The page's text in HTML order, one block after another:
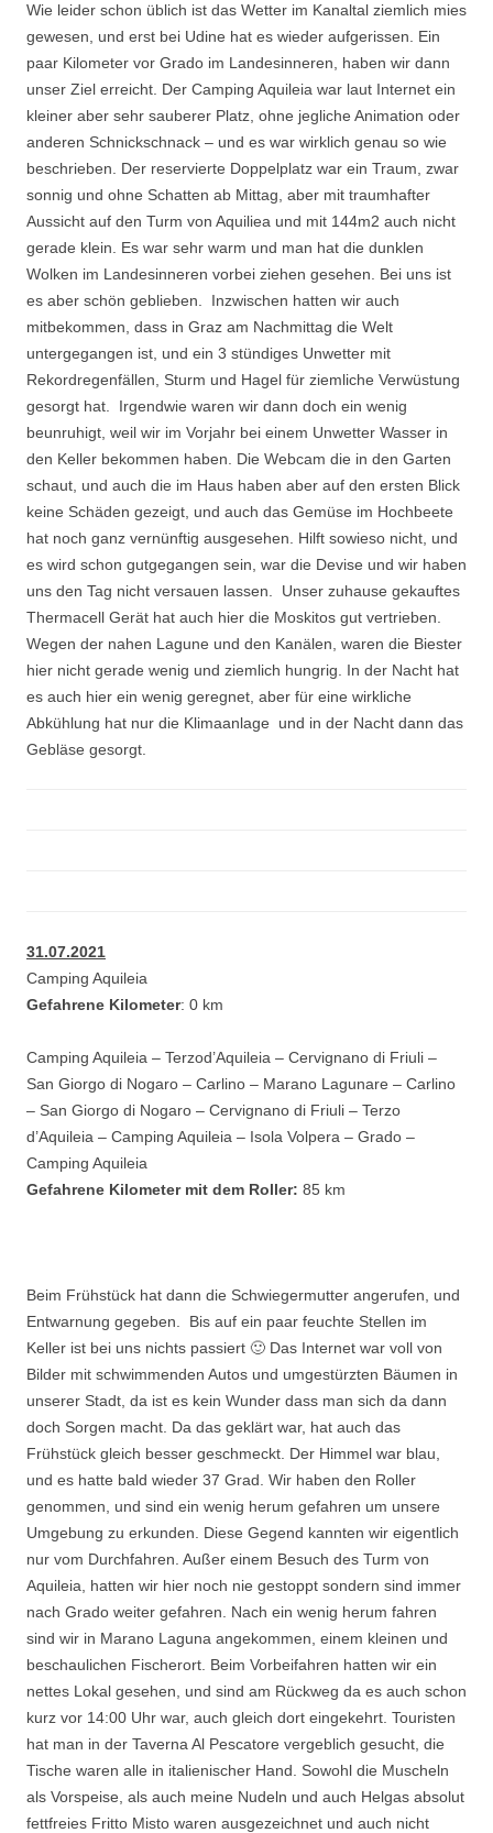
Wie leider schon üblich ist das Wetter im Kanaltal ziemlich mies
gewesen, und erst bei Udine hat es wieder aufgerissen. Ein
paar Kilometer vor Grado im Landesinneren, haben wir dann
unser Ziel erreicht. Der Camping Aquileia war laut Internet ein
kleiner aber sehr sauberer Platz, ohne jegliche Animation oder
anderen Schnickschnack – und es war wirklich genau so wie
beschrieben. Der reservierte Doppelplatz war ein Traum, zwar
sonnig und ohne Schatten ab Mittag, aber mit traumhafter
Aussicht auf den Turm von Aquiliea und mit 144m2 auch nicht
gerade klein. Es war sehr warm und man hat die dunklen
Wolken im Landesinneren vorbei ziehen gesehen. Bei uns ist
es aber schön geblieben. Inzwischen hatten wir auch
mitbekommen, dass in Graz am Nachmittag die Welt
untergegangen ist, und ein 3 stündiges Unwetter mit
Rekordregenfällen, Sturm und Hagel für ziemliche Verwüstung
gesorgt hat. Irgendwie waren wir dann doch ein wenig
beunruhigt, weil wir im Vorjahr bei einem Unwetter Wasser in
den Keller bekommen haben. Die Webcam die in den Garten
schaut, und auch die im Haus haben aber auf den ersten Blick
keine Schäden gezeigt, und auch das Gemüse im Hochbeete
hat noch ganz vernünftig ausgesehen. Hilft sowieso nicht, und
es wird schon gutgegangen sein, war die Devise und wir haben
uns den Tag nicht versauen lassen. Unser zuhause gekauftes
Thermacell Gerät hat auch hier die Moskitos gut vertrieben.
Wegen der nahen Lagune und den Kanälen, waren die Biester
hier nicht gerade wenig und ziemlich hungrig. In der Nacht hat
es auch hier ein wenig geregnet, aber für eine wirkliche
Abkühlung hat nur die Klimaanlage und in der Nacht dann das
Gebläse gesorgt.
31.07.2021
Camping Aquileia
Gefahrene Kilometer: 0 km
Camping Aquileia – Terzod’Aquileia – Cervignano di Friuli –
San Giorgo di Nogaro – Carlino – Marano Lagunare – Carlino
– San Giorgo di Nogaro – Cervignano di Friuli – Terzo
d’Aquileia – Camping Aquileia – Isola Volpera – Grado –
Camping Aquileia
Gefahrene Kilometer mit dem Roller: 85 km
Beim Frühstück hat dann die Schwiegermutter angerufen, und
Entwarnung gegeben. Bis auf ein paar feuchte Stellen im
Keller ist bei uns nichts passiert 🙂 Das Internet war voll von
Bilder mit schwimmenden Autos und umgestürzten Bäumen in
unserer Stadt, da ist es kein Wunder dass man sich da dann
doch Sorgen macht. Da das geklärt war, hat auch das
Frühstück gleich besser geschmeckt. Der Himmel war blau,
und es hatte bald wieder 37 Grad. Wir haben den Roller
genommen, und sind ein wenig herum gefahren um unsere
Umgebung zu erkunden. Diese Gegend kannten wir eigentlich
nur vom Durchfahren. Außer einem Besuch des Turm von
Aquileia, hatten wir hier noch nie gestoppt sondern sind immer
nach Grado weiter gefahren. Nach ein wenig herum fahren
sind wir in Marano Laguna angekommen, einem kleinen und
beschaulichen Fischerort. Beim Vorbeifahren hatten wir ein
nettes Lokal gesehen, und sind am Rückweg da es auch schon
kurz vor 14:00 Uhr war, auch gleich dort eingekehrt. Touristen
hat man in der Taverna Al Pescatore vergeblich gesucht, die
Tische waren alle in italienischer Hand. Sowohl die Muscheln
als Vorspeise, als auch meine Nudeln und auch Helgas absolut
fettfreies Fritto Misto waren ausgezeichnet und auch nicht